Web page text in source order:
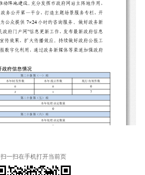
扫一扫在手机打开当前页